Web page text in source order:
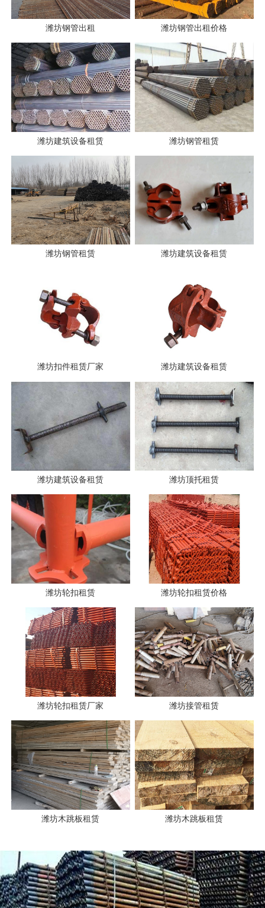
潍坊钢管出租 潍坊钢管出租价格
潍坊建筑设备租赁 潍坊钢管租赁
潍坊钢管租赁 潍坊建筑设备租赁
潍坊扣件租赁厂家 潍坊建筑设备租赁
潍坊建筑设备租赁 潍坊顶托租赁
潍坊轮扣租赁 潍坊轮扣租赁价格
潍坊轮扣租赁厂家 潍坊接管租赁
潍坊木跳板租赁 潍坊木跳板租赁